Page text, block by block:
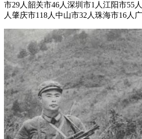
市29人韶关市46人深圳市1人江阳市55
人肇庆市118人中山市32人珠海市16人